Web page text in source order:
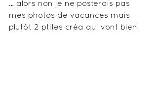
… alors non je ne posterais pas
mes photos de vacances mais
plutôt 2 ptites créa qui vont bien!